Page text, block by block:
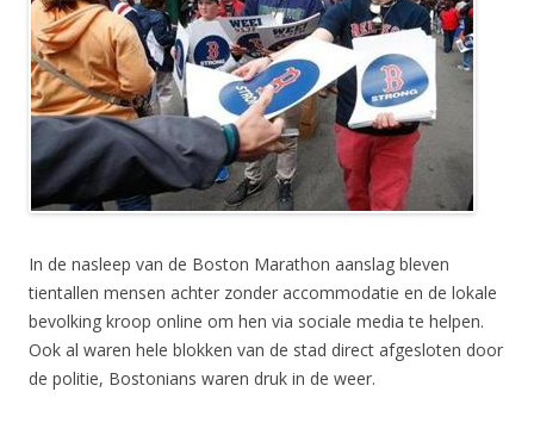
In de nasleep van de Boston Marathon aanslag bleven
tientallen mensen achter zonder accommodatie en de lokale
bevolking kroop online om hen via sociale media te helpen.
Ook al waren hele blokken van de stad direct afgesloten door
de politie, Bostonians waren druk in de weer.